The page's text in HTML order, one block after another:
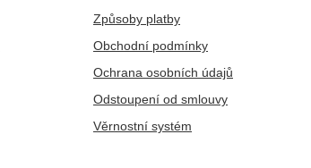
Způsoby platby
Obchodní podmínky
Ochrana osobních údajů
Odstoupení od smlouvy
Věrnostní systém